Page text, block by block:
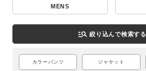
MENS
manage_search 絞り込んで検索する
カラーパンツ ジャケット